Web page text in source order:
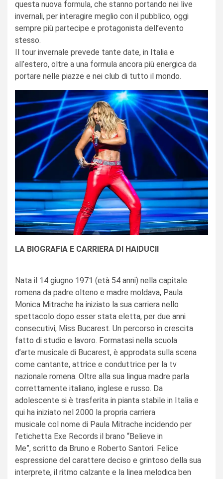
questa nuova formula, che stanno portando nei live
invernali, per interagire meglio con il pubblico, oggi
sempre più partecipe e protagonista dell’evento
stesso.
Il tour invernale prevede tante date, in Italia e
all’estero, oltre a una formula ancora più energica da
portare nelle piazze e nei club di tutto il mondo.
LA BIOGRAFIA E CARRIERA DI HAIDUCII
Nata il 14 giugno 1971 (età 54 anni) nella capitale
romena da padre olteno e madre moldava, Paula
Monica Mitrache ha iniziato la sua carriera nello
spettacolo dopo esser stata eletta, per due anni
consecutivi, Miss Bucarest. Un percorso in crescita
fatto di studio e lavoro. Formatasi nella scuola
d’arte musicale di Bucarest, è approdata sulla scena
come cantante, attrice e conduttrice per la tv
nazionale romena. Oltre alla sua lingua madre parla
correttamente italiano, inglese e russo. Da
adolescente si è trasferita in pianta stabile in Italia e
qui ha iniziato nel 2000 la propria carriera
musicale col nome di Paula Mitrache incidendo per
l’etichetta Exe Records il brano “Believe in
Me”, scritto da Bruno e Roberto Santori. Felice
espressione del carattere deciso e grintoso della sua
interprete, il ritmo calzante e la linea melodica ben